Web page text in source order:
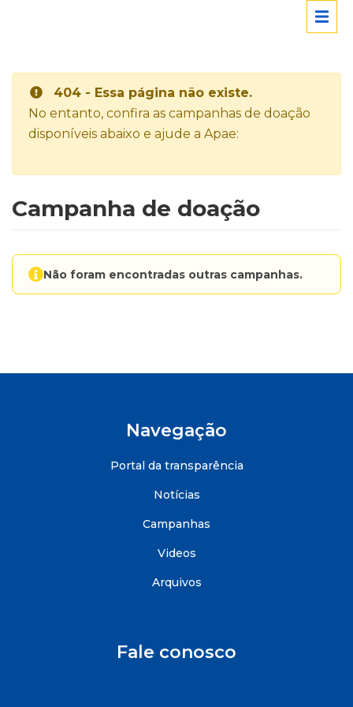
404 - Essa página não existe.
No entanto, confira as campanhas de doação
disponíveis abaixo e ajude a Apae:
Campanha de doação
Não foram encontradas outras campanhas.
Navegação
Portal da transparência
Notícias
Campanhas
Videos
Arquivos
Fale conosco